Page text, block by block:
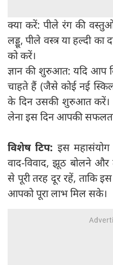
क्या करें: पीले रंग की
लड्डू, पीले वस्त्र या हल्दी का
को करें।
ज्ञान की शुरुआत: यदि आप
चाहते हैं (जैसे कोई नई
के दिन उसकी शुरुआत करें।
लेना इस दिन आपकी सफलता
विशेष टिप: इस महासंयोग
वाद-विवाद, झूठ बोलने और
से पूरी तरह दूर रहें, ताकि
आपको पूरा लाभ मिल सके।